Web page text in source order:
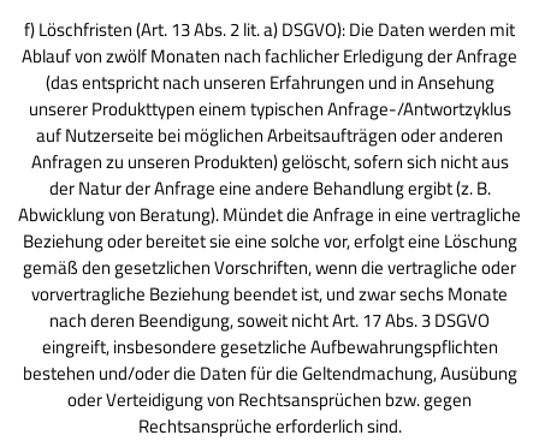
f) Löschfristen (Art. 13 Abs. 2 lit. a) DSGVO): Die Daten werden mit
Ablauf von zwölf Monaten nach fachlicher Erledigung der Anfrage
(das entspricht nach unseren Erfahrungen und in Ansehung
unserer Produkttypen einem typischen Anfrage-/Antwortzyklus
auf Nutzerseite bei möglichen Arbeitsaufträgen oder anderen
Anfragen zu unseren Produkten) gelöscht, sofern sich nicht aus
der Natur der Anfrage eine andere Behandlung ergibt (z. B.
Abwicklung von Beratung). Mündet die Anfrage in eine vertragliche
Beziehung oder bereitet sie eine solche vor, erfolgt eine Löschung
gemäß den gesetzlichen Vorschriften, wenn die vertragliche oder
vorvertragliche Be­ziehung beendet ist, und zwar sechs Monate
nach deren Beendigung, soweit nicht Art. 17 Abs. 3 DSGVO
eingreift, insbesondere gesetzliche Aufbewahrungspflichten
bestehen und/oder die Daten für die Geltendmachung, Ausübung
oder Verteidigung von Rechtsansprüchen bzw. gegen
Rechtsansprüche erforderlich sind.